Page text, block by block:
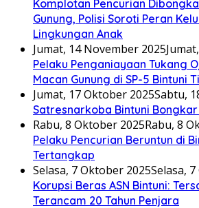
Komplotan Pencurian
Gunung, Polisi Soroti Peran
Lingkungan Anak
Jumat, 14 November 2025
Pelaku Penganiayaan Tukang
Macan Gunung di SP-5 Bintuni
Jumat, 17 Oktober 2025Sabtu,
Satresnarkoba Bintuni
Rabu, 8 Oktober 2025Rabu, 8
Pelaku Pencurian Beruntun di
Tertangkap
Selasa, 7 Oktober 2025Selasa,
Korupsi Beras ASN Bintuni:
Terancam 20 Tahun Penjara